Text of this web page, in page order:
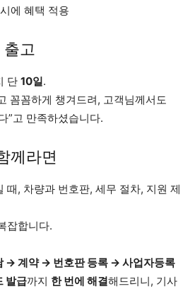
에 혜택 적용
고
단 10일.
꼼꼼하게 챙겨드려, 고객님께서도
”고 만족하셨습니다.
께라면
때, 차량과 번호판, 세무 절차, 지원 제
잡합니다.
→ 계약 → 번호판 등록 → 사업자등록
발급까지 한 번에 해결해드리니, 기사